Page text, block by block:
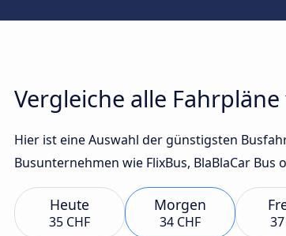
Vergleiche alle
Hier ist eine Auswahl der günstigsten
Busunternehmen wie FlixBus, BlaBlaCar Bus
Heute
35 CHF
Morgen
34 CHF